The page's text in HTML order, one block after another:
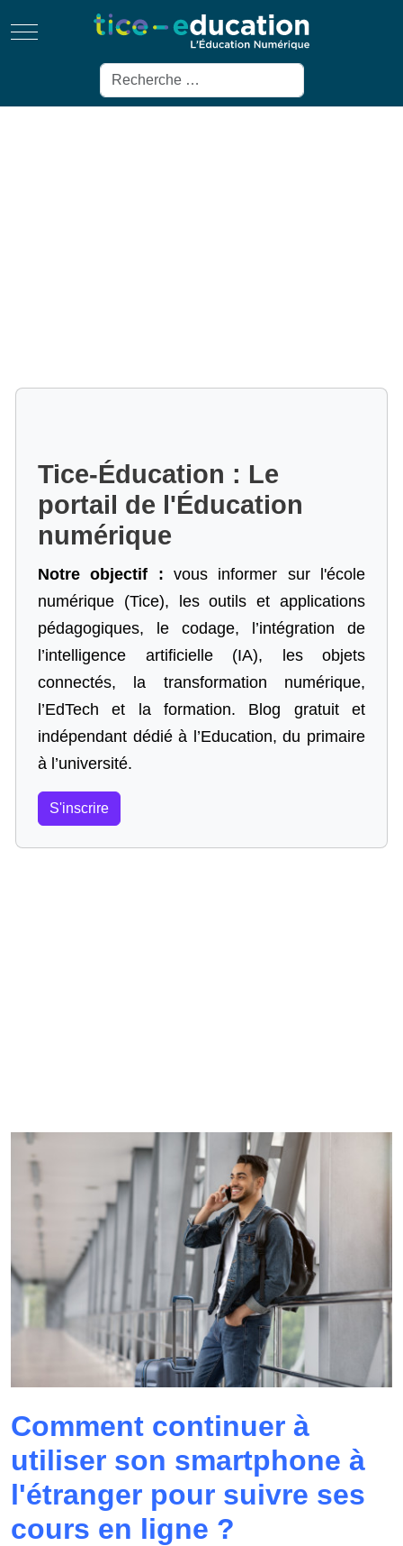
Mobile Menu Toggle
Rechercher
Tice-Éducation : Le
portail de l'Éducation
numérique
Notre objectif : vous informer sur l'école
numérique (Tice), les outils et applications
pédagogiques, le codage,
l’intégration de
l’intelligence artificielle (IA), les objets
connectés, la transformation numérique,
l’EdTech et la formation. Blog gratuit et
indépendant dédié à l’Education, du primaire
à l’université.
S'inscrire
Comment continuer à
utiliser son smartphone à
l'étranger pour suivre ses
cours en ligne ?